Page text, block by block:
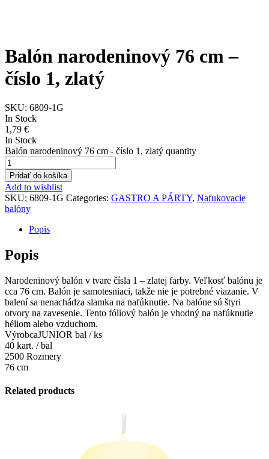
Balón narodeninový 76 cm –
číslo 1, zlatý
SKU: 6809-1G
In Stock
1,79 €
In Stock
Balón narodeninový 76 cm - číslo 1, zlatý quantity
Pridať do košíka
Add to wishlist
SKU: 6809-1G Categories: GASTRO A PÁRTY, Nafukovacie
balóny
Popis
Popis
Narodeninový balón v tvare čísla 1 – zlatej farby. Veľkosť balónu je
cca 76 cm. Balón je samotesniaci, takže nie je potrebné viazanie. V
balení sa nenachádza slamka na nafúknutie. Na balóne sú štyri
otvory na zavesenie. Tento fóliový balón je vhodný na nafúknutie
héliom alebo vzduchom.
VýrobcaJUNIOR bal / ks
40 kart. / bal
2500 Rozmery
76 cm
Related products